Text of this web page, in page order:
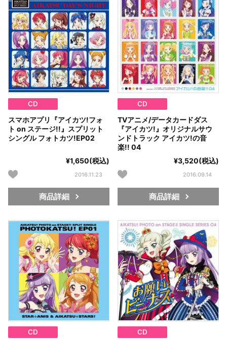
CD
スマホアプリ『アイカツ!フォ
ト on ステージ!!』スプリット
シングル フォトカツ!EP02
¥1,650(税込)
2016.11.23
商品詳細
CD
TVアニメ/データカードダス
『アイカツ!』オリジナルサウ
ンドトラック アイカツ!の音
楽!! 04
¥3,520(税込)
2016.09.14
商品詳細
CD CD